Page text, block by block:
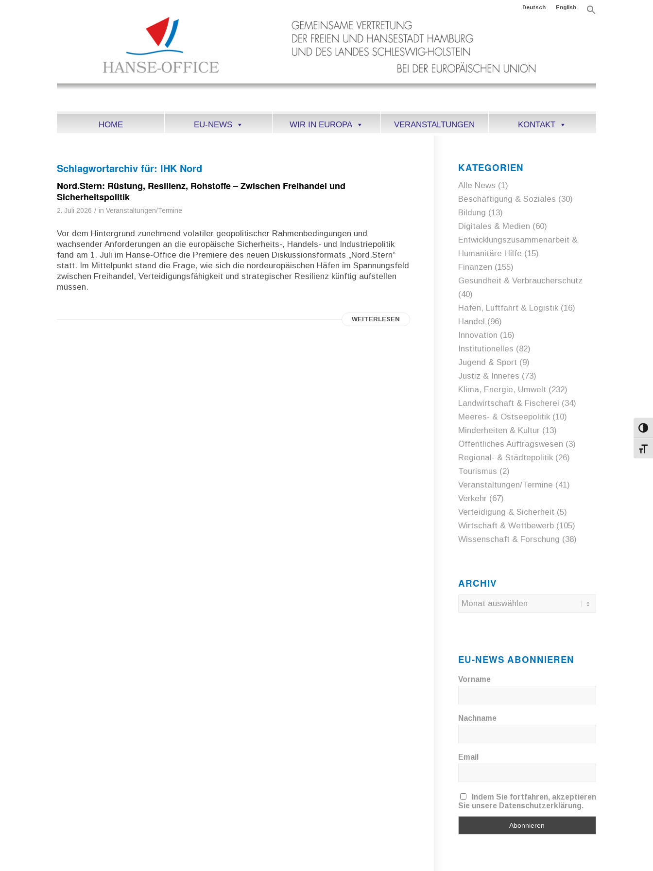
Deutsch English
HOME EU-NEWS WIR IN EUROPA VERANSTALTUNGEN KONTAKT
Schlagwortarchiv für: IHK Nord
Nord.Stern: Rüstung, Resilienz, Rohstoffe – Zwischen Freihandel und
Sicherheitspolitik
2. Juli 2026 / inVeranstaltungen/Termine
Vor dem Hintergrund zunehmend volatiler geopolitischer Rahmenbedingungen und
wachsender Anforderungen an die europäische Sicherheits-, Handels- und Industriepolitik
fand am 1. Juli im Hanse-Office die Premiere des neuen Diskussionsformats „Nord.Stern“
statt. Im Mittelpunkt stand die Frage, wie sich die nordeuropäischen Häfen im Spannungsfeld
zwischen Freihandel, Verteidigungsfähigkeit und strategischer Resilienz künftig aufstellen
müssen.
WEITERLESEN
KATEGORIEN
Alle News (1)
Beschäftigung & Soziales (30)
Bildung (13)
Digitales & Medien (60)
Entwicklungszusammenarbeit &
Humanitäre Hilfe (15)
Finanzen (155)
Gesundheit & Verbraucherschutz
(40)
Hafen, Luftfahrt & Logistik(16)
Handel (96)
Innovation (16)
Institutionelles (82)
Jugend & Sport (9)
Justiz & Inneres (73)
Klima, Energie, Umwelt (232)
Landwirtschaft & Fischerei (34)
Meeres- & Ostseepolitik(10)
Minderheiten & Kultur(13)
Öffentliches Auftragswesen (3)
Regional- & Städtepolitik(26)
Tourismus (2)
Veranstaltungen/Termine (41)
Verkehr(67)
Verteidigung & Sicherheit (5)
Wirtschaft & Wettbewerb(105)
Wissenschaft & Forschung (38)
ARCHIV
EU-NEWS ABONNIEREN
Vorname
Nachname
Email
Indem Sie fortfahren, akzeptieren
Sie unsere Datenschutzerklärung.